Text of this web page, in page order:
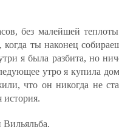
без малейшей
ты наконец
я была разбита, но
утро я купила
что он никогда не
история.